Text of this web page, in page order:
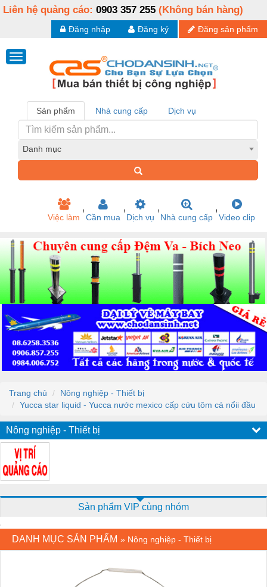
Liên hệ quảng cáo: 0903 357 255 (Không bán hàng)
Đăng sản phẩm
Đăng ký
Đăng nhập
Sản phẩm Nhà cung cấp Dịch vụ
Danh mục
Việc làm Cần mua Dịch vụ Nhà cung cấp Video clip
Trang chủ
Nông nghiệp - Thiết bị
Yucca star liquid - Yucca nước mexico cấp cứu tôm cá nổii đầu
Nông nghiệp - Thiết bị
Sản phẩm VIP cùng nhóm
DANH MỤC SẢN PHẨM » Nông nghiệp - Thiết bị